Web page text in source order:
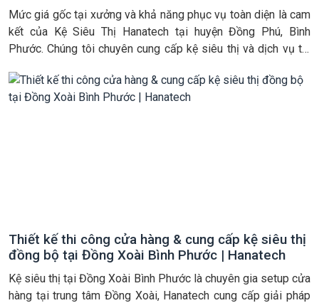
Mức giá gốc tại xưởng và khả năng phục vụ toàn diện là cam
kết của Kệ Siêu Thị Hanatech tại huyện Đồng Phú, Bình
Phước. Chúng tôi chuyên cung cấp kệ siêu thị và dịch vụ thi
hành 3 năm. Chúng […]
Thiết kế thi công cửa hàng & cung cấp kệ siêu thị
đồng bộ tại Đồng Xoài Bình Phước | Hanatech
Kệ siêu thị tại Đồng Xoài Bình Phước là chuyên gia setup cửa
hàng tại trung tâm Đồng Xoài, Hanatech cung cấp giải pháp